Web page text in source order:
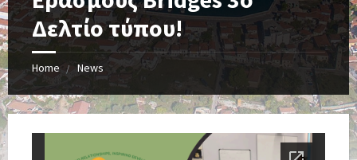
Δελτίο τύπου!
Home News